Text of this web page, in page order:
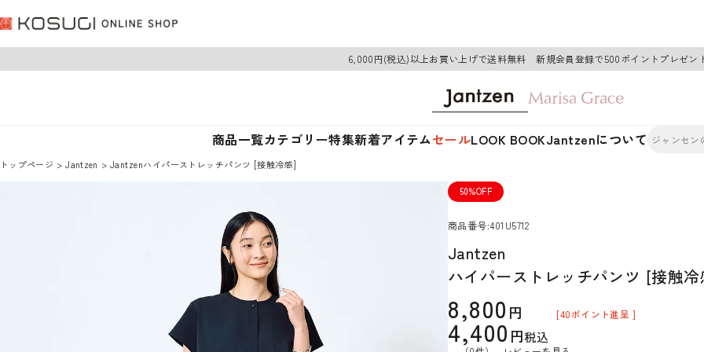
6,000円(税込)以上お買い上げで送料無料 新規会員登録で500ポイントプレゼン
商品一覧カテゴリー特集新着アイテムセールLOOK BOOKJantzenについて
トップページ Jantzen Jantzenハイパーストレッチパンツ [接触冷感]
50%OFF
商品番号 401U5712
Jantzen
ハイパーストレッチパンツ [接触冷
8,800
4,400 税込
[40ポイント進呈 ]